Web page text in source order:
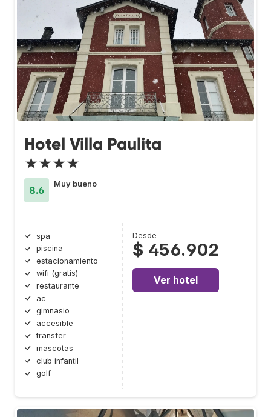
Hotel Villa Paulita
★★★★
8.6
Muy bueno
spa
piscina
estacionamiento
wifi (gratis)
restaurante
ac
gimnasio
accesible
transfer
mascotas
club infantil
golf
Desde
$ 456.902
Ver hotel